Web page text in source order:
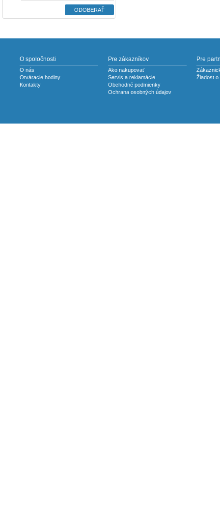
O spoločnosti
O nás
Otváracie hodiny
Kontakty
Pre zákazníkov
Ako nakupovať
Servis a reklamácie
Obchodné podmienky
Ochrana osobných údajov
Pre
Žiadost